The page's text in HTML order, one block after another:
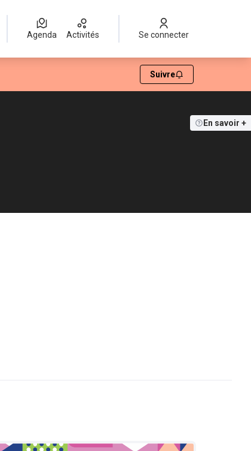
Agenda Activités Se connecter
Suivre
En savoir +